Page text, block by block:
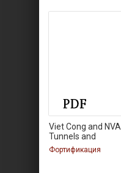
Viet Cong and NVA
Tunnels and
Фортификация